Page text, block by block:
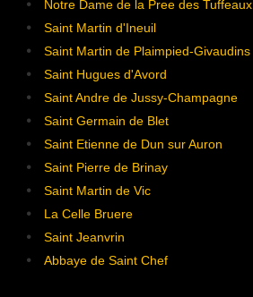
Notre Dame de la Pree des Tuffeaux
Saint Martin d'Ineuil
Saint Martin de Plaimpied-Givaudins
Saint Hugues d'Avord
Saint Andre de Jussy-Champagne
Saint Germain de Blet
Saint Etienne de Dun sur Auron
Saint Pierre de Brinay
Saint Martin de Vic
La Celle Bruere
Saint Jeanvrin
Abbaye de Saint Chef